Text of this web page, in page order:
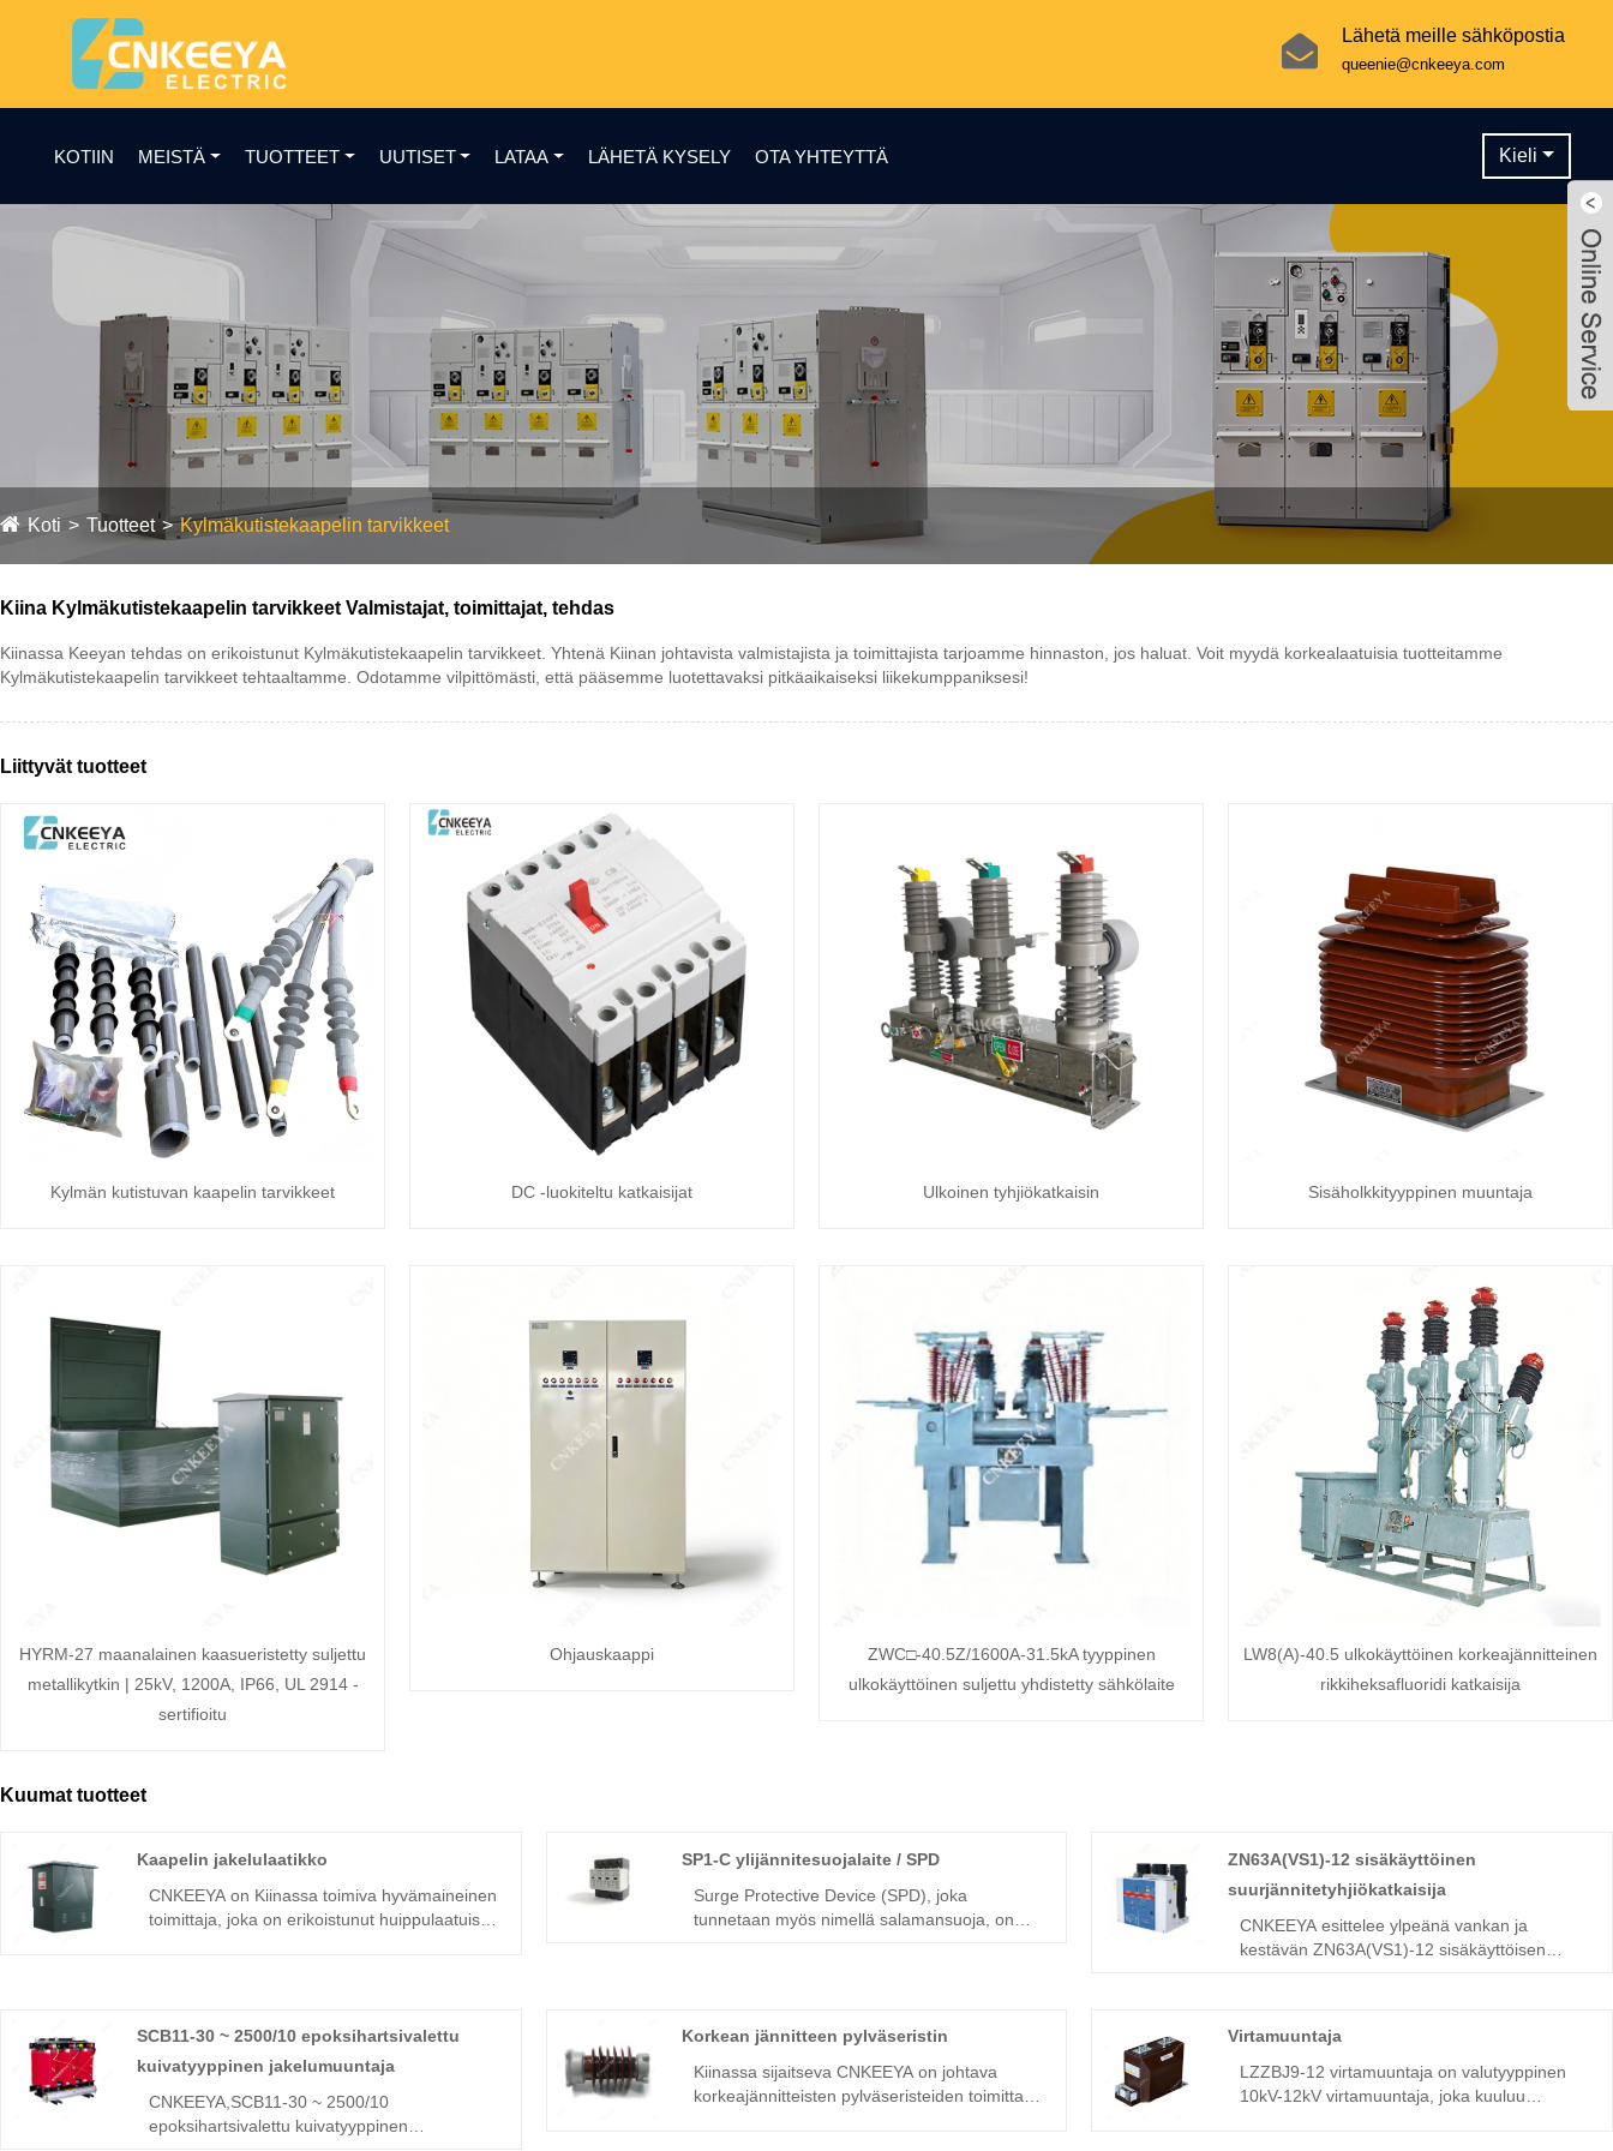
Lähetä meille sähköpostia
queenie@cnkeeya.com
KOTIIN MEISTÄ TUOTTEET UUTISET LATAA LÄHETÄ KYSELY OTA YHTEYTTÄ Kieli
Koti Tuotteet Kylmäkutistekaapelin tarvikkeet
Kiina Kylmäkutistekaapelin tarvikkeet Valmistajat, toimittajat, tehdas
Kiinassa Keeyan tehdas on erikoistunut Kylmäkutistekaapelin tarvikkeet. Yhtenä Kiinan johtavista valmistajista ja toimittajista tarjoamme hinnaston, jos haluat. Voit myydä korkealaatuisia tuotteitamme
Kylmäkutistekaapelin tarvikkeet tehtaaltamme. Odotamme vilpittömästi, että pääsemme luotettavaksi pitkäaikaiseksi liikekumppaniksesi!
Liittyvät tuotteet
Kylmän kutistuvan kaapelin tarvikkeet DC -luokiteltu katkaisijat Ulkoinen tyhjiökatkaisin Sisäholkkityyppinen muuntaja
HYRM-27 maanalainen kaasueristetty suljettu
metallikytkin | 25kV, 1200A, IP66, UL 2914 -
sertifioitu
Ohjauskaappi
ZWC□-40.5Z/1600A-31.5kA tyyppinen
ulkokäyttöinen suljettu yhdistetty sähkölaite
LW8(A)-40.5 ulkokäyttöinen korkeajännitteinen
rikkiheksafluoridi katkaisija
Kuumat tuotteet
Kaapelin jakelulaatikko
CNKEEYA on Kiinassa toimiva hyvämaineinen
toimittaja, joka on erikoistunut huippulaatuisiin
ammattitaitoon Keeya varmistaa, että heidän
kaapelinjakelulaatikonsa täyttävät ja ylittävät
tarjoaa laajan valikoiman vaihtoehtoja
erilaisiin tarpeisiin, mikä tekee niistä hyvän
SP1-C ylijännitesuojalaite / SPD
Surge Protective Device (SPD), joka
tunnetaan myös nimellä salamansuoja, on
huippuvirtoja tai jännitteitä sähköpiireissä tai
tietoliikennelinjoissa, SPD johtaa ja ohjaa
ylijännitevirtoja erittäin lyhyessä ajassa,
estäen ylijännitteitä vahingoittamasta muita
ZN63A(VS1)-12 sisäkäyttöinen
suurjännitetyhjiökatkaisija
CNKEEYA esittelee ylpeänä vankan ja
kestävän ZN63A(VS1)-12 sisäkäyttöisen
suunniteltu toimimaan erinomaisesti
korkeajänniteympäristöissä. Toivomme
voivamme luoda ystävällisen
SCB11-30 ~ 2500/10 epoksihartsivalettu
kuivatyyppinen jakelumuuntaja
CNKEEYA,SCB11-30 ~ 2500/10
epoksihartsivalettu kuivatyyppinen
Korkean jännitteen pylväseristin
Kiinassa sijaitseva CNKEEYA on johtava
korkeajännitteisten pylväseristeiden toimittaja.
Virtamuuntaja
LZZBJ9-12 virtamuuntaja on valutyyppinen
10kV-12kV virtamuuntaja, joka kuuluu